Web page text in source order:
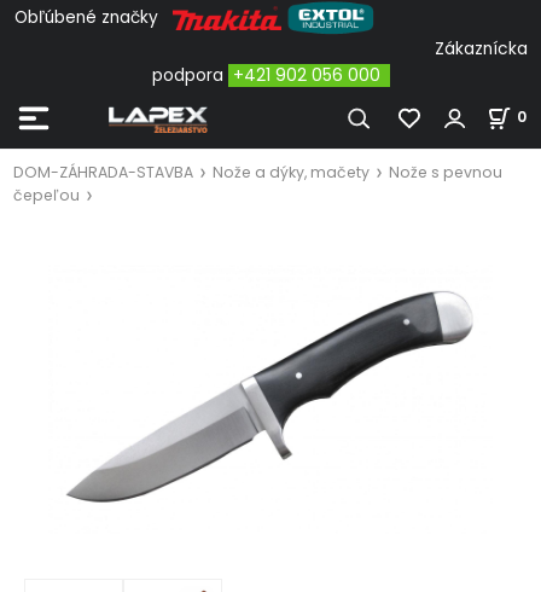
Obľúbené značky
Zákaznícka
podpora +421 902 056 000
0
DOM-ZÁHRADA-STAVBA Nože a dýky, mačety
Nože s pevnou
čepeľou